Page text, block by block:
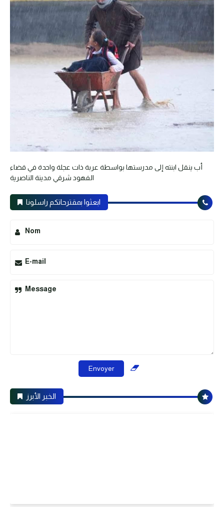
أب ينقل ابنته إلى مدرستها بواسطة عربة ذات عجلة واحدة في قضاء
الفهود شرقي مدينة الناصرية
ابعثوا بمقترحاتكم راسلونا
Nom
E-mail
Message
الخبر الأبرز